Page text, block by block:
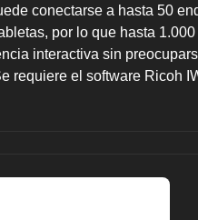
conectarse a hasta 50
por lo que hasta
interactiva sin
requiere el software Ricoh